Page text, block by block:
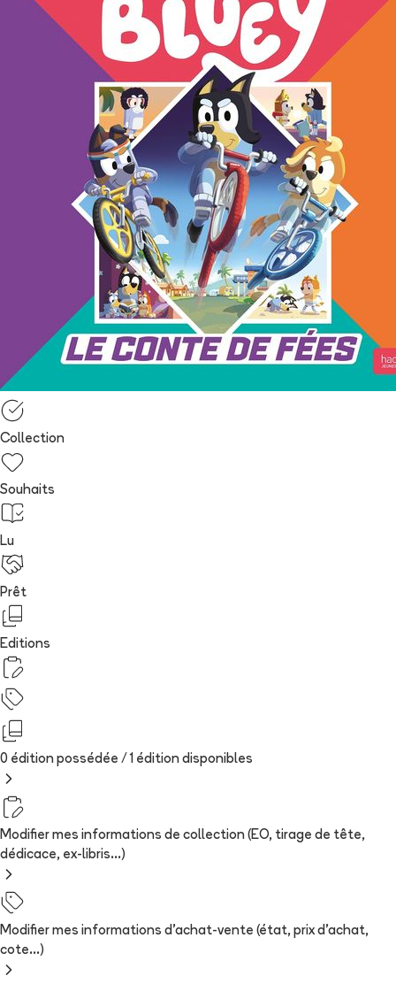
Collection
Souhaits
Lu
Prêt
Editions
0 édition possédée / 1 édition disponibles
Modifier mes informations de collection (EO, tirage de tête,
dédicace, ex-libris...)
Modifier mes informations d'achat-vente (état, prix d'achat,
cote...)